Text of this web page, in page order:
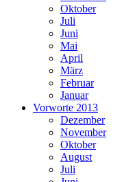
Oktober
Juli
Juni
Mai
April
März
Februar
Januar
Vorworte 2013
Dezember
November
Oktober
August
Juli